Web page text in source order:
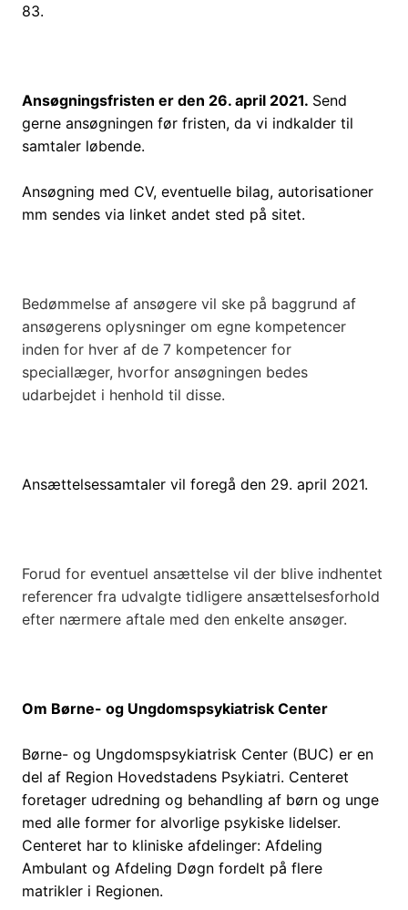
83.
Ansøgningsfristen er den 26. april 2021. Send
gerne ansøgningen før fristen, da vi indkalder til
samtaler løbende.
Ansøgning med CV, eventuelle bilag, autorisationer
mm sendes via linket andet sted på sitet.
Bedømmelse af ansøgere vil ske på baggrund af
ansøgerens oplysninger om egne kompetencer
inden for hver af de 7 kompetencer for
speciallæger, hvorfor ansøgningen bedes
udarbejdet i henhold til disse.
Ansættelsessamtaler vil foregå den 29. april 2021.
Forud for eventuel ansættelse vil der blive indhentet
referencer fra udvalgte tidligere ansættelsesforhold
efter nærmere aftale med den enkelte ansøger.
Om Børne- og Ungdomspsykiatrisk Center
Børne- og Ungdomspsykiatrisk Center (BUC) er en
del af Region Hovedstadens Psykiatri. Centeret
foretager udredning og behandling af børn og unge
med alle former for alvorlige psykiske lidelser.
Centeret har to kliniske afdelinger: Afdeling
Ambulant og Afdeling Døgn fordelt på flere
matrikler i Regionen.